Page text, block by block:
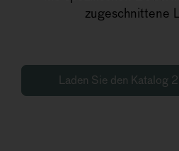
zugeschnittene
Laden Sie den Katalog